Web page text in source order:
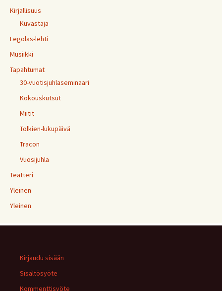
Kirjallisuus
Kuvastaja
Legolas-lehti
Musiikki
Tapahtumat
30-vuotisjuhlaseminaari
Kokouskutsut
Miitit
Tolkien-lukupäivä
Tracon
Vuosijuhla
Teatteri
Yleinen
Yleinen
Kirjaudu sisään
Sisältösyöte
Kommenttisyöte